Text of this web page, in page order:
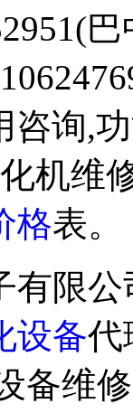
咨询,
机维
格表。
有限公
设备代
备维